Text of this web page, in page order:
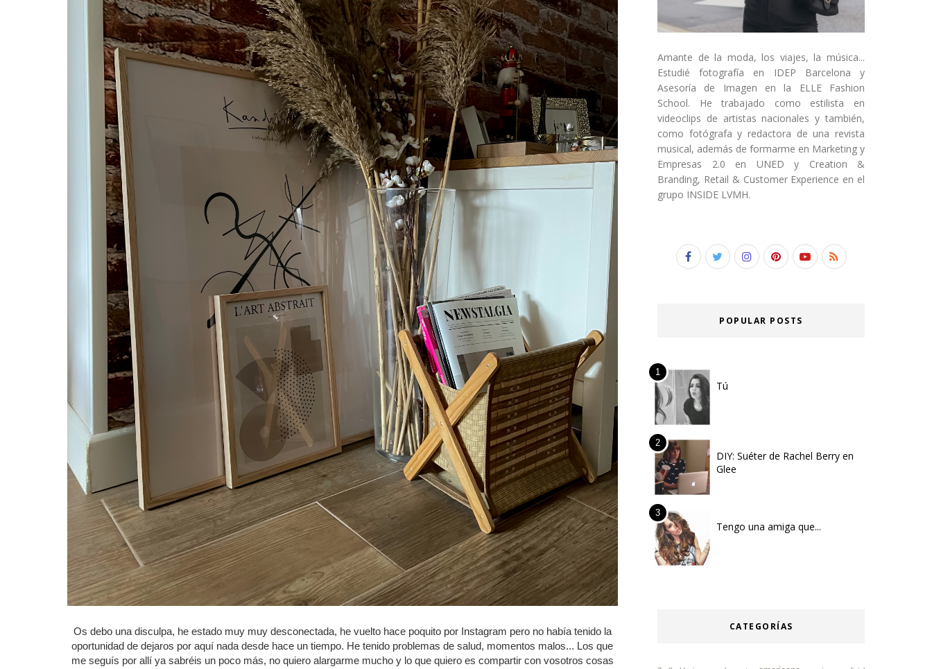
Os debo una disculpa, he estado muy muy desconectada, he vuelto hace poquito por Instagram pero no había tenido la
oportunidad de dejaros por aquí nada desde hace un tiempo. He tenido problemas de salud, momentos malos... Los que
me seguís por allí ya sabréis un poco más, no quiero alargarme mucho y lo que quiero es compartir con vosotros cosas
Amante de la moda, los viajes, la música...
Estudié fotografía en IDEP Barcelona y
Asesoría de Imagen en la ELLE Fashion
School. He trabajado como estilista en
videoclips de artistas nacionales y también,
como fotógrafa y redactora de una revista
musical, además de formarme en Marketing y
Empresas 2.0 en UNED y Creation &
Branding, Retail & Customer Experience en el
grupo INSIDE LVMH.
POPULAR POSTS
Tú
DIY: Suéter de Rachel Berry en
Glee
Tengo una amiga que...
CATEGORÍAS